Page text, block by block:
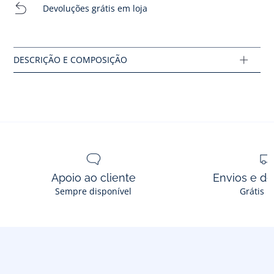
Devoluções grátis em loja
- Este modelo calça normal
Tecido principal: 100% couro
Ref : 2038133
Apoio ao cliente
Sempre disponível
Envios e
Grátis